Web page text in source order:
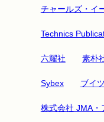
チャールズ・イ
Technics
六耀社 素朴
Sybex ブイ
株式会社 JMA・